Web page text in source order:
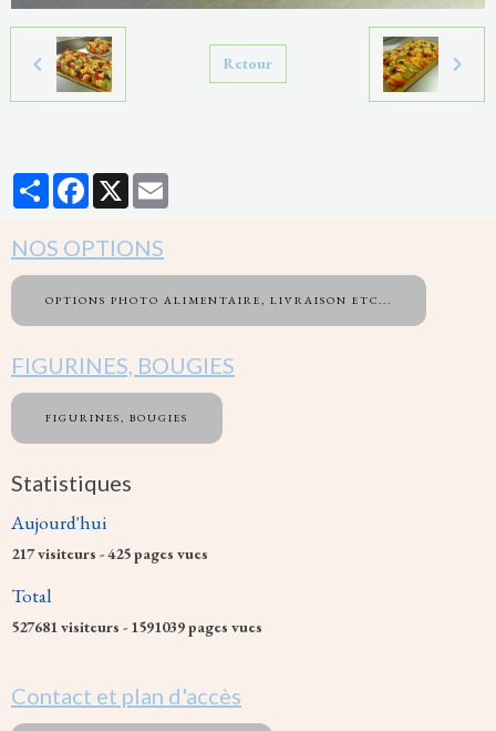
Retour
PartagerFacebook
X
NOS OPTIONS
OPTIONS PHOTO ALIMENTAIRE, LIVRAISON ETC...
FIGURINES, BOUGIES
FIGURINES, BOUGIES
Statistiques
Aujourd'hui
217visiteurs -425pages vues
Total
527681visiteurs - 1591039pages vues
Contact et plan d'accès